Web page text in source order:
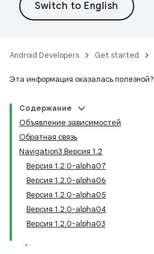
Android Developers Get started
Эта информация оказалась полезной?
Содержание
Объявление зависимостей
Обратная связь
Navigation3 Версия 1.2
Версия 1.2.0-alpha07
Версия 1.2.0-alpha06
Версия 1.2.0-alpha05
Версия 1.2.0-alpha04
Версия 1.2.0-alpha03